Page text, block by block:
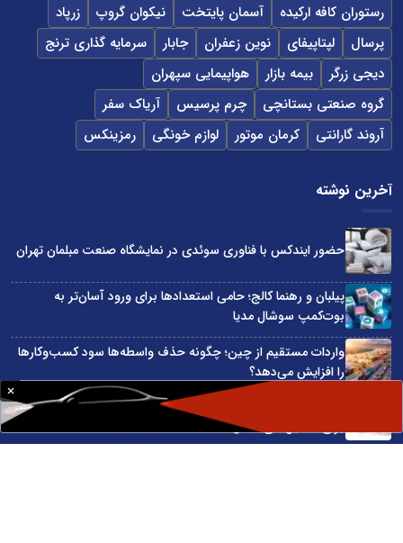
رستوران کافه ارکیده
آسمان پایتخت نیکوان گروپ
زرپاد
پرسال
لپتاپیفای نوین زعفران جابار
سرمایه گذاری ترنج
دیجی زرگر
بیمه بازار
هواپیمایی سپهران
گروه صنعتی بستانچی
چرم پرسیس
آریاک سفر
آروند گارانتی
کرمان موتور لوازم خونگی رمزینکس
آخرین نوشته
حضور ایندکس با فناوری سوئدی در نمایشگاه صنعت مبلمان تهران
پیلبان و رهنما کالج؛ حامی استعدادها برای ورود آسان‌تر به
بوت‌کمپ سوشال مدیا
واردات مستقیم از چین؛ چگونه حذف واسطه‌ها سود کسب‌وکارها
را افزایش می‌دهد؟
ترند ترین دستبندهای طلا برای تابستان؛ انتخابی ظریف و متفاوت
برای استایل‌های خاص